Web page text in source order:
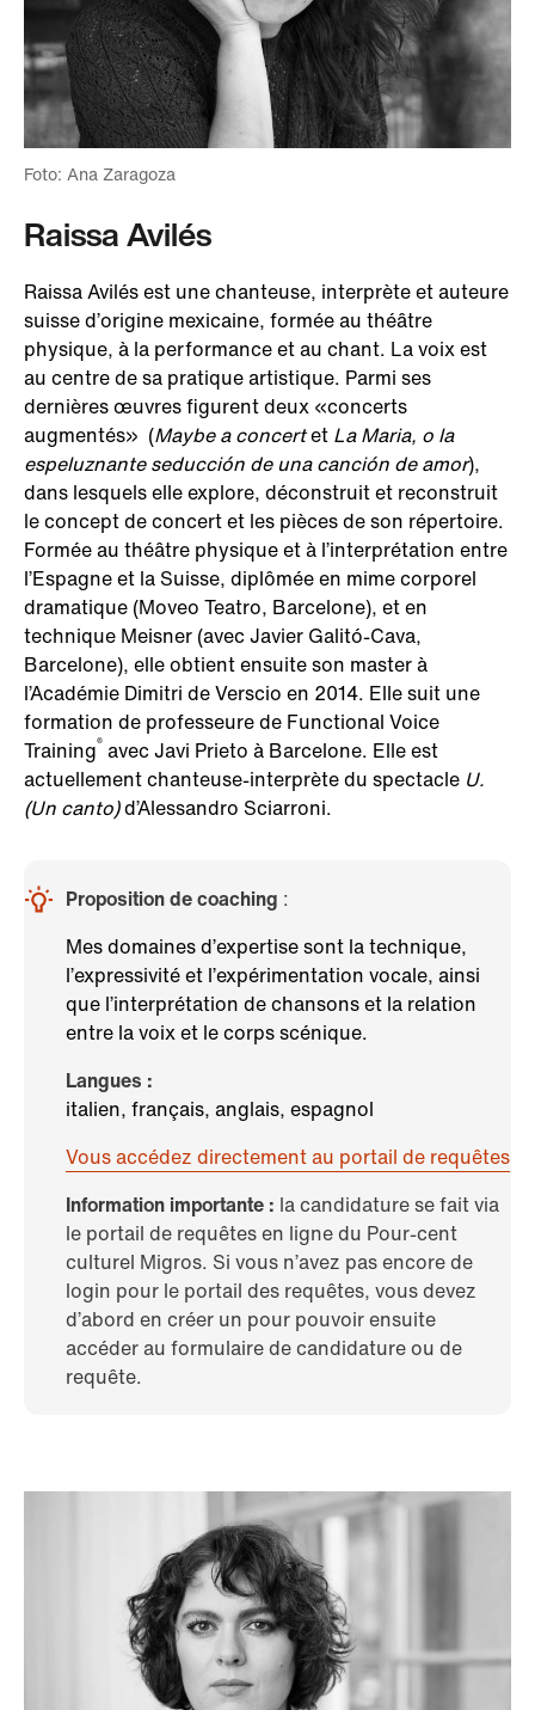
Foto: Ana Zaragoza
Raissa Avilés
Raissa Avilés est une chanteuse, interprète et auteure
suisse d’origine mexicaine, formée au théâtre
physique, à la performance et au chant. La voix est
au centre de sa pratique artistique. Parmi ses
dernières œuvres figurent deux «concerts
augmentés» (Maybe a concertet La Maria, o la
espeluznante seducción de una canción de amor),
dans lesquels elle explore, déconstruit et reconstruit
le concept de concert et les pièces de son répertoire.
Formée au théâtre physique et à l’interprétation entre
l’Espagne et la Suisse, diplômée en mime corporel
dramatique (Moveo Teatro, Barcelone), et en
technique Meisner (avec Javier Galitó-Cava,
Barcelone), elle obtient ensuite son master à
l’Académie Dimitri de Verscio en 2014. Elle suit une
formation de professeure de Functional Voice
Training® avec Javi Prieto à Barcelone. Elle est
actuellement chanteuse-interprète du spectacle U.
(Un canto)d’Alessandro Sciarroni.
Proposition de coaching :
Mes domaines d’expertise sont la technique,
l’expressivité et l’expérimentation vocale, ainsi
que l’interprétation de chansons et la relation
entre la voix et le corps scénique.
Langues :
italien, français, anglais, espagnol
Vous accédez directement au portail de requêtes
Information importante : la candidature se fait via
le portail de requêtes en ligne du Pour-cent
culturel Migros. Si vous n’avez pas encore de
login pour le portail des requêtes, vous devez
d’abord en créer un pour pouvoir ensuite
accéder au formulaire de candidature ou de
requête.